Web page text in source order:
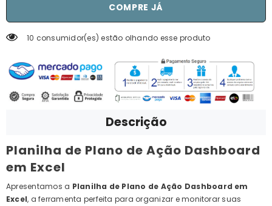
COMPRE JÁ
10 consumidor(es) estão olhando esse produto
Descrição
Planilha de Plano de Ação Dashboard
em Excel
Apresentamos a Planilha de Plano de Ação Dashboard em
Excel, a ferramenta perfeita para organizar e monitorar suas